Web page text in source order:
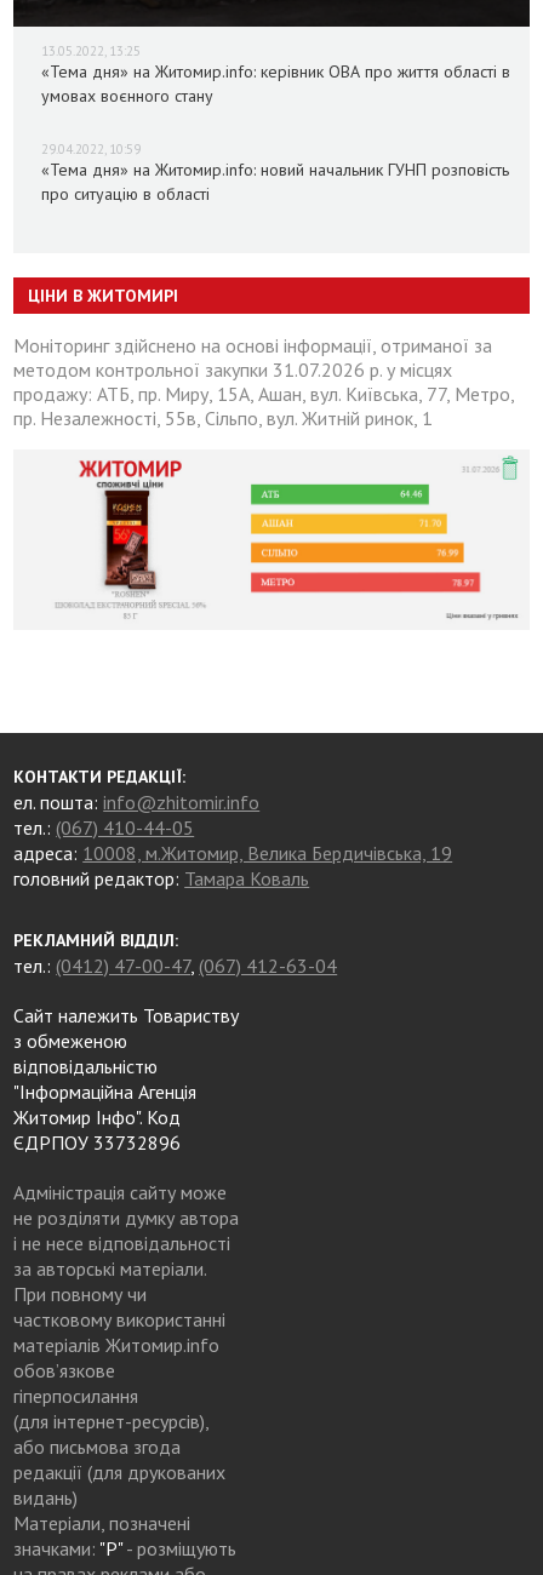
13.05.2022, 13:25
«Тема дня» на Житомир.info: керівник ОВА про життя області в
умовах воєнного стану
29.04.2022, 10:59
«Тема дня» на Житомир.info: новий начальник ГУНП розповість
про ситуацію в області
ЦІНИ В ЖИТОМИРІ
Моніторинг здійснено на основі інформації, отриманої за
методом контрольної закупки 31.07.2026 р. у місцях
продажу: АТБ, пр. Миру, 15А, Ашан, вул. Київська, 77, Метро,
пр. Незалежності, 55в, Сільпо, вул. Житній ринок, 1
КОНТАКТИ РЕДАКЦІЇ:
ел. пошта:info@zhitomir.info
тел.: (067) 410-44-05
адреса: 10008, м.Житомир, Велика Бердичівська, 19
головний редактор: Тамара Коваль
РЕКЛАМНИЙ ВІДДІЛ:
тел.: (0412) 47-00-47, (067) 412-63-04
Сайт належить Товариству
з обмеженою
відповідальністю
"Інформаційна Агенція
Житомир Інфо". Код
ЄДРПОУ 33732896
Адміністрація сайту може
не розділяти думку автора
і не несе відповідальності
за авторські матеріали.
При повному чи
частковому використанні
матеріалів Житомир.info
обов’язкове
гіперпосилання
(для інтернет-ресурсів),
або письмова згода
редакції (для друкованих
видань)
Матеріали, позначені
значками: "Р"- розміщують